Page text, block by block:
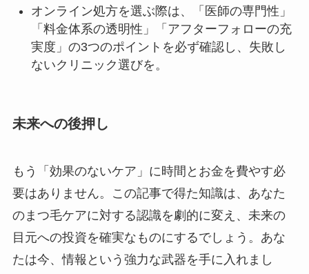
オンライン処方を選ぶ際は、「医師の専門性」
「料金体系の透明性」「アフターフォローの充
実度」の3つのポイントを必ず確認し、失敗し
ないクリニック選びを。
未来への後押し
もう「効果のないケア」に時間とお金を費やす必
要はありません。この記事で得た知識は、あなた
のまつ毛ケアに対する認識を劇的に変え、未来の
目元への投資を確実なものにするでしょう。あな
たは今、情報という強力な武器を手に入れまし